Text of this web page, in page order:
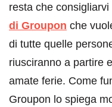
resta che
di Groupon che
di tutte quelle
riusciranno a partire
amate ferie. Come
Groupon lo spiega